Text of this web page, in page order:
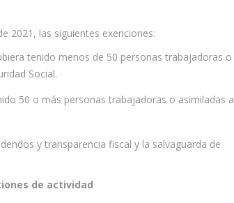
2021, las siguientes exenciones:
tenido menos de 50 personas trabajadoras o
Social.
50 o más personas trabajadoras o asimiladas a
y transparencia fiscal y la salvaguarda de
de actividad